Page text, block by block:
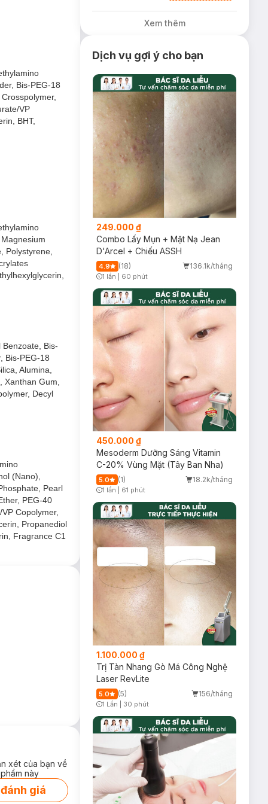
Bis-PEG-18
VP
BHT,
Polystyrene,
Bis-
Bis-PEG-18
Alumina,
Gum,
Decyl
(Nano),
Pearl
PEG-40
Copolymer,
Propanediol
Fragrance C1
xét của bạn về
này
giá
giá 30K (SL có
Xem thêm
Dịch vụ gợi ý cho bạn
249.000 ₫
Combo Lấy Mụn + Mặt Nạ Jean
D'Arcel + Chiếu ASSH
4.9 (18) 136.1k/tháng
Timer Gray Icon
1 lần 60 phút
450.000 ₫
Mesoderm Dưỡng Sáng Vitamin
C-20% Vùng Mặt (Tây Ban Nha)
5.0 (1) 18.2k/tháng
1 lần 61 phút
1.100.000 ₫
Trị Tàn Nhang Gò Má Công Nghệ
Laser RevLite
5.0 (5) 156/tháng
Timer Gray Icon
1 Lần 30 phút